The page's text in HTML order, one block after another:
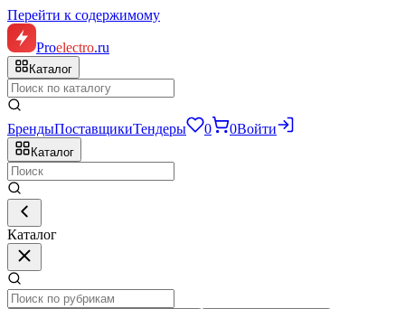
Перейти к содержимому
Proelectro.ru
Каталог
БрендыПоставщикиТендеры 0 0Войти
Каталог
Каталог